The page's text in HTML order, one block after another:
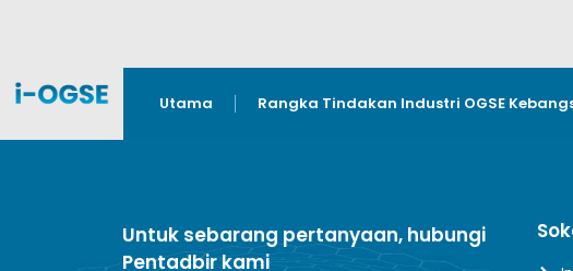
Utama Rangka Tindakan Industri OGSE
Untuk sebarang pertanyaan, hubungi
Pentadbir kami